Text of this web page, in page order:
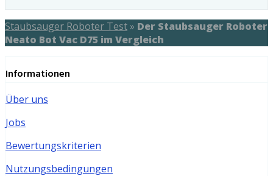
Staubsauger Roboter Test» Der Staubsauger Roboter
Neato Bot Vac D75 im Vergleich
Informationen
Über uns
Jobs
Bewertungskriterien
Nutzungsbedingungen